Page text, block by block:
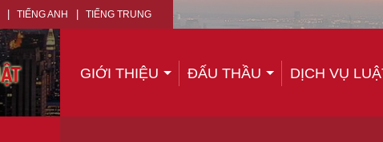
TIẾNG ANH TIẾNG TRUNG
GIỚI THIỆU ĐẤU THẦU DỊCH VỤ